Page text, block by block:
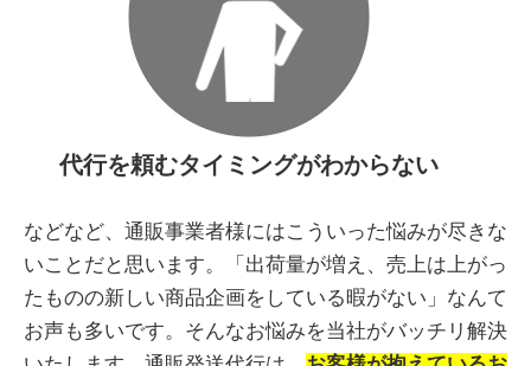
代行を頼むタイミングがわからない
などなど、通販事業者様にはこういった悩みが尽きな
いことだと思います。「出荷量が増え、売上は上がっ
たものの新しい商品企画をしている暇がない」なんて
お声も多いです。そんなお悩みを当社がバッチリ解決